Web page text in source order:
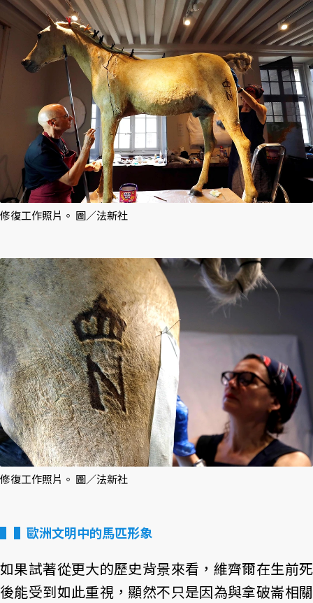
修復工作照片。 圖／法新社
修復工作照片。 圖／法新社
▌歐洲文明中的馬匹形象
如果試著從更大的歷史背景來看，維齊爾在生前死
後能受到如此重視，顯然不只是因為與拿破崙相關